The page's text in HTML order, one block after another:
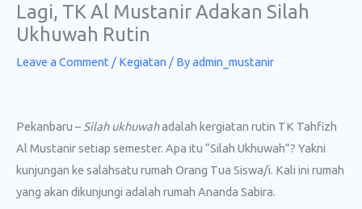
Lagi, TK Al Mustanir Adakan Silah
Ukhuwah Rutin
Leave a Comment / Kegiatan / Byadmin_mustanir
Pekanbaru – Silah ukhuwahadalah kergiatan rutin TK Tahfizh
Al Mustanir setiap semester. Apa itu “Silah Ukhuwah”? Yakni
kunjungan ke salahsatu rumah Orang Tua Siswa/i. Kali ini rumah
yang akan dikunjungi adalah rumah Ananda Sabira.